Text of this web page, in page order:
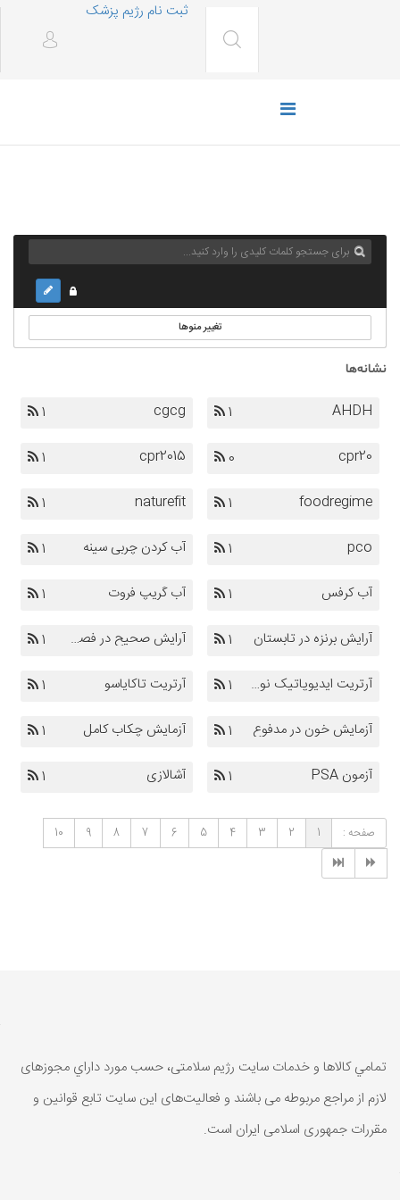
ثبت نام رژیم پزشک
تغییر منوها
نشانه‌ها
AHDH
1
cgcg
1
cpr20
0
cpr2015
1
foodregime
1
naturefit
1
pco
1 آب کردن چربی سینه
1
آب کرفس
1 آب گریپ فروت
1
آرایش برنزه در تابستان
1 آرایش صحیح در فصل گرم
1
آرتریت ایدیوپاتیک نوجوانان
1 آرتریت تاکایاسو
1
آزمایش خون در مدفوع
1 آزمایش چکاب کامل
1
آزمون PSA
1 آشالازی 1
صفحه : 1
2
3
4
5
6
7
8
9
10
تمامي كالاها و خدمات سایت رژیم سلامتی، حسب مورد داراي مجوزهای
لازم از مراجع مربوطه می باشند و فعاليت‌های اين سايت تابع قوانين و
مقررات جمهوری اسلامی ايران است.